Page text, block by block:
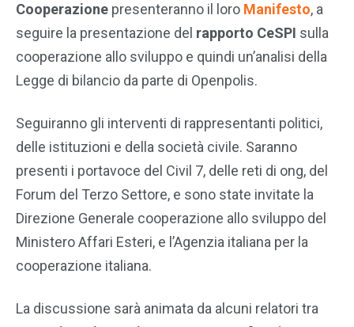
Cooperazione presenteranno il loro Manifesto, a
seguire la presentazione del rapporto CeSPI sulla
cooperazione allo sviluppo e quindi un’analisi della
Legge di bilancio da parte di Openpolis.
Seguiranno gli interventi di rappresentanti politici,
delle istituzioni e della società civile. Saranno
presenti i portavoce del Civil 7, delle reti di ong, del
Forum del Terzo Settore, e sono state invitate la
Direzione Generale cooperazione allo sviluppo del
Ministero Affari Esteri, e l’Agenzia italiana per la
cooperazione italiana.
La discussione sarà animata da alcuni relatori tra